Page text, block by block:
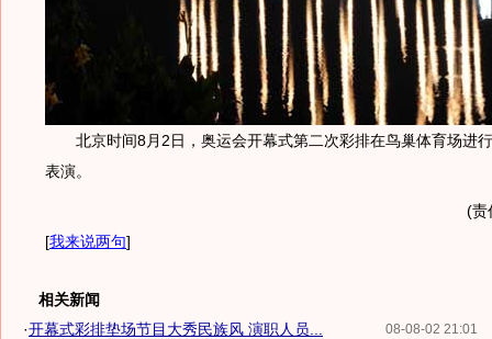
北京时间8月2日，奥运会开幕式第二次彩排在鸟巢体育场进
表演。
(责
[我来说两句]
相关新闻
08-08-02 21:01
·开幕式彩排垫场节目大秀民族风 演职人员...